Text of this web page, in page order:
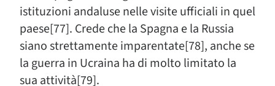
istituzioni andaluse nelle visite ufficiali in quel
paese[77]. Crede che la Spagna e la Russia
siano strettamente imparentate[78], anche se
la guerra in Ucraina ha di molto limitato la
sua attività[79].